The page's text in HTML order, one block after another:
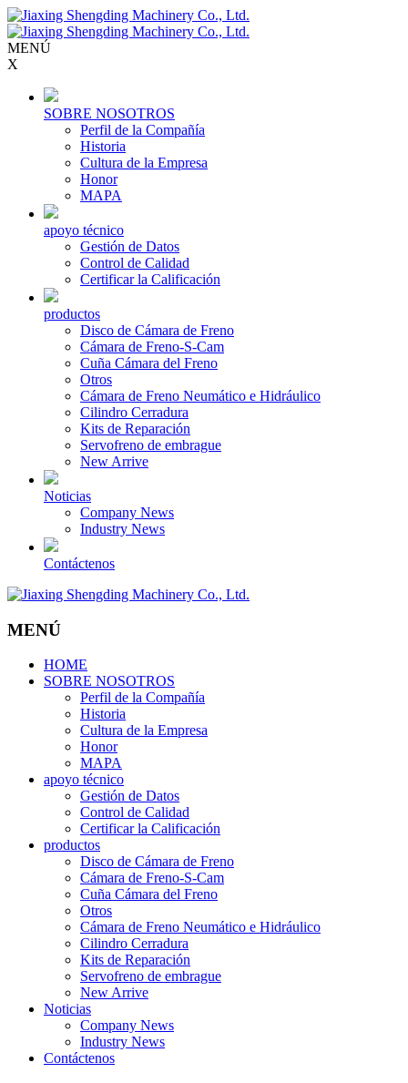
MENÚ
X
SOBRE NOSOTROS
Perfil de la Compañía
Historia
Cultura de la Empresa
Honor
MAPA
apoyo técnico
Gestión de Datos
Control de Calidad
Certificar la Calificación
productos
Disco de Cámara de Freno
Cámara de Freno-S-Cam
Cuña Cámara del Freno
Otros
Cámara de Freno Neumático e Hidráulico
Cilindro Cerradura
Kits de Reparación
Servofreno de embrague
New Arrive
Noticias
Company News
Industry News
Contáctenos
MENÚ
HOME
SOBRE NOSOTROS
Perfil de la Compañía
Historia
Cultura de la Empresa
Honor
MAPA
apoyo técnico
Gestión de Datos
Control de Calidad
Certificar la Calificación
productos
Disco de Cámara de Freno
Cámara de Freno-S-Cam
Cuña Cámara del Freno
Otros
Cámara de Freno Neumático e Hidráulico
Cilindro Cerradura
Kits de Reparación
Servofreno de embrague
New Arrive
Noticias
Company News
Industry News
Contáctenos